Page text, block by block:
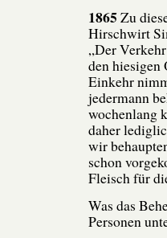
1865 Zu
Hirschwirt
„Der
den hiesigen
Einkehr
jedermann
wochenlang
daher
wir
schon
Fleisch für
Was das
Personen